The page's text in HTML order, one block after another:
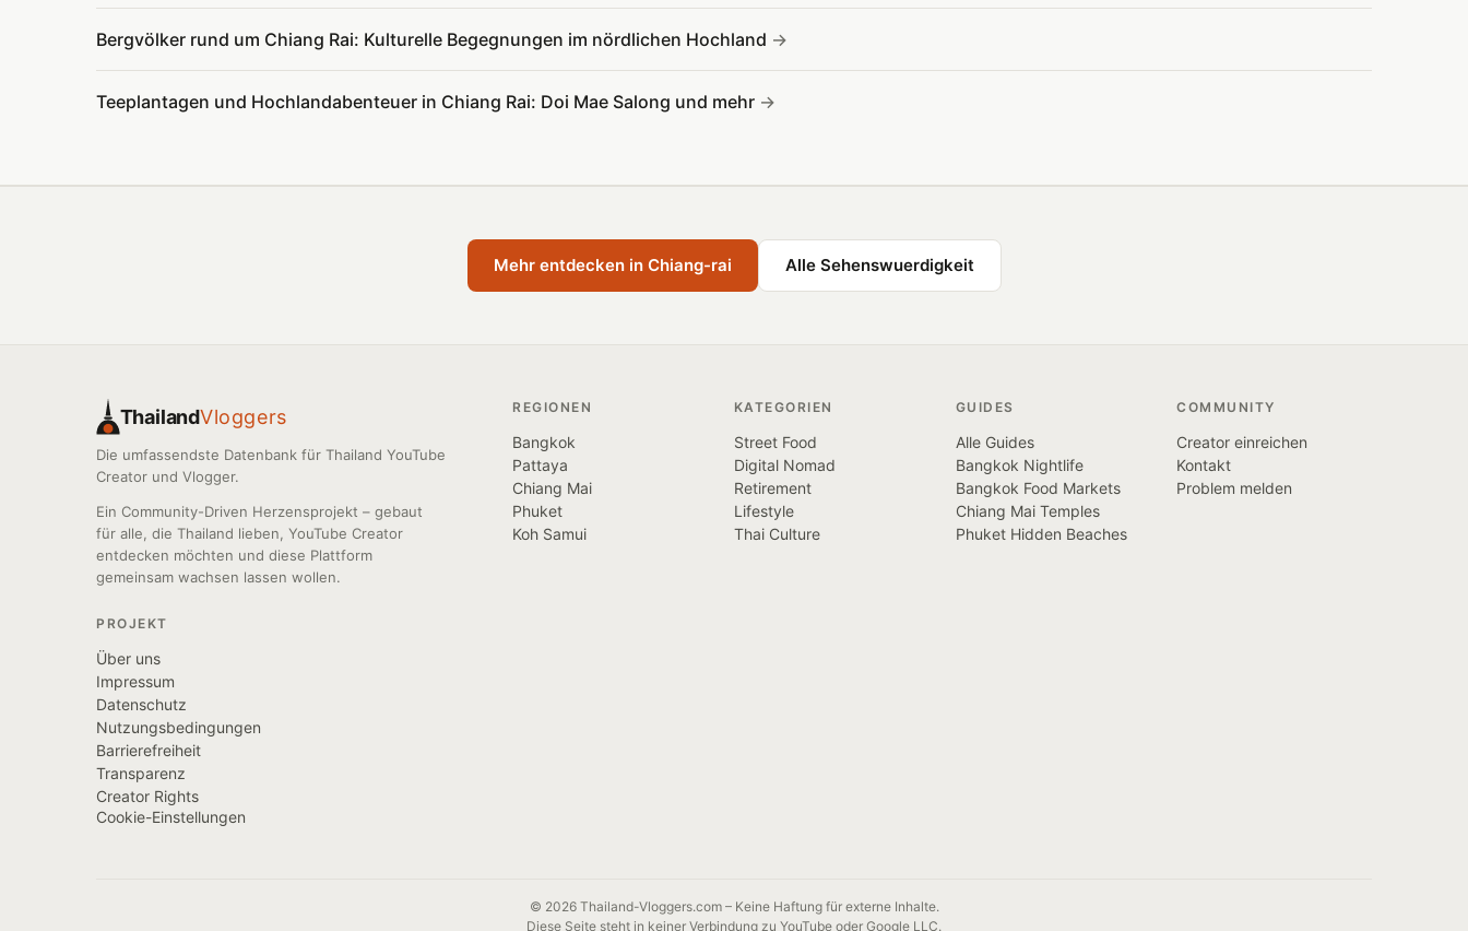
Bergvölker rund um Chiang Rai: Kulturelle Begegnungen im nördlichen Hochland
Teeplantagen und Hochlandabenteuer in Chiang Rai: Doi Mae Salong und mehr
Mehr entdecken in Chiang-rai Alle Sehenswuerdigkeit
ThailandVloggers
Die umfassendste Datenbank für Thailand YouTube
Creator und Vlogger.
Ein Community-Driven Herzensprojekt – gebaut
für alle, die Thailand lieben, YouTube Creator
entdecken möchten und diese Plattform
gemeinsam wachsen lassen wollen.
REGIONEN
Bangkok
Pattaya
Chiang Mai
Phuket
Koh Samui
KATEGORIEN
Street Food
Digital Nomad
Retirement
Lifestyle
Thai Culture
GUIDES
Alle Guides
Bangkok Nightlife
Bangkok Food Markets
Chiang Mai Temples
Phuket Hidden Beaches
COMMUNITY
Creator einreichen
Kontakt
Problem melden
PROJEKT
Über uns
Impressum
Datenschutz
Nutzungsbedingungen
Barrierefreiheit
Transparenz
Creator Rights
Cookie-Einstellungen
© 2026 Thailand-Vloggers.com – Keine Haftung für externe Inhalte.
Diese Seite steht in keiner Verbindung zu YouTube oder Google LLC.